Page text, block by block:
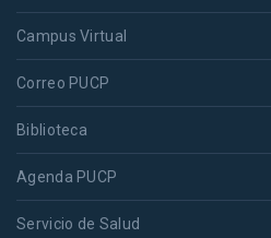
Campus Virtual
Correo PUCP
Biblioteca
Agenda PUCP
Servicio de Salud